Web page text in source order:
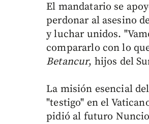
El mandatario se
perdonar al asesino
y luchar unidos.
compararlo con lo
Betancur, hijos del
La misión esencial
"testigo" en el
pidió al futuro